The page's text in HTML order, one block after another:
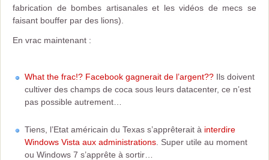
fabrication de bombes artisanales et les vidéos de mecs se
faisant bouffer par des lions).
En vrac maintenant :
What the frac!? Facebook gagnerait de l’argent?? Ils doivent
cultiver des champs de coca sous leurs datacenter, ce n’est
pas possible autrement…
Tiens, l’Etat américain du Texas s’apprêterait à interdire
Windows Vista aux administrations . Super utile au moment
ou Windows 7 s’apprête à sortir…